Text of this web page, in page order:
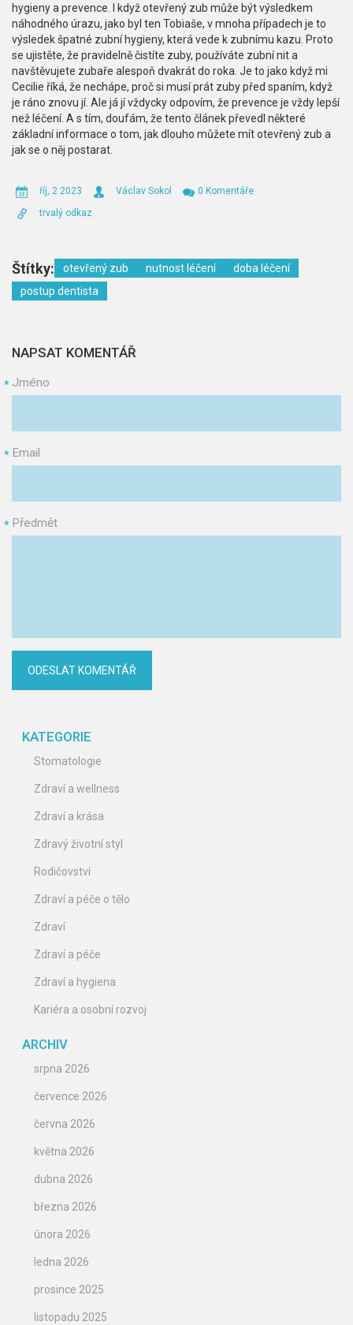
hygieny a prevence. I když otevřený zub může být výsledkem
náhodného úrazu, jako byl ten Tobiaše, v mnoha případech je to
výsledek špatné zubní hygieny, která vede k zubnímu kazu. Proto
se ujistěte, že pravidelně čistíte zuby, používáte zubní nit a
navštěvujete zubaře alespoň dvakrát do roka. Je to jako když mi
Cecilie říká, že nechápe, proč si musí prát zuby před spaním, když
je ráno znovu jí. Ale já jí vždycky odpovím, že prevence je vždy lepší
než léčení. A s tím, doufám, že tento článek převedl některé
základní informace o tom, jak dlouho můžete mít otevřený zub a
jak se o něj postarat.
říj, 2 2023 Václav Sokol
0 Komentáře
trvalý odkaz
Štítky: otevřený zub nutnost léčení
doba léčení
postup dentista
NAPSAT KOMENTÁŘ
Jméno
*
Email
*
Předmět
*
KATEGORIE
Stomatologie
Zdraví a wellness
Zdraví a krása
Zdravý životní styl
Rodičovství
Zdraví a péče o tělo
Zdraví
Zdraví a péče
Zdraví a hygiena
Kariéra a osobní rozvoj
ARCHIV
srpna 2026
července 2026
června 2026
května 2026
dubna 2026
března 2026
února 2026
ledna 2026
prosince 2025
listopadu 2025